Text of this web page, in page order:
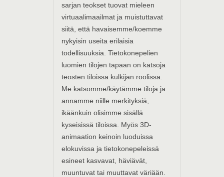
sarjan teokset tuovat mieleen
virtuaalimaailmat ja muistuttavat
siitä, että havaisemme/koemme
nykyisin useita erilaisia
todellisuuksia. Tietokonepelien
luomien tilojen tapaan on katsoja
teosten tiloissa kulkijan roolissa.
Me katsomme/käytämme tiloja ja
annamme niille merkityksiä,
ikäänkuin olisimme sisällä
kyseisissä tiloissa. Myös 3D-
animaation keinoin luoduissa
elokuvissa ja tietokonepeleissä
esineet kasvavat, häviävät,
muuntuvat tai muuttavat väriään.